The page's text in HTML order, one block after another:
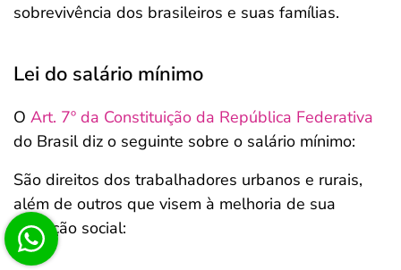
sobrevivência dos brasileiros e suas famílias.
Lei do salário mínimo
O Art. 7º da Constituição da República Federativa
do Brasil diz o seguinte sobre o salário mínimo:
São direitos dos trabalhadores urbanos e rurais,
além de outros que visem à melhoria de sua
condição social: